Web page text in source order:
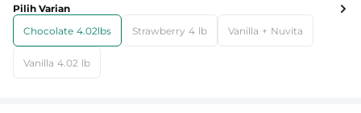
Pilih Varian
Chocolate 4.02lbs
Strawberry 4 lb Vanilla + Nuvita
Vanilla 4.02 lb